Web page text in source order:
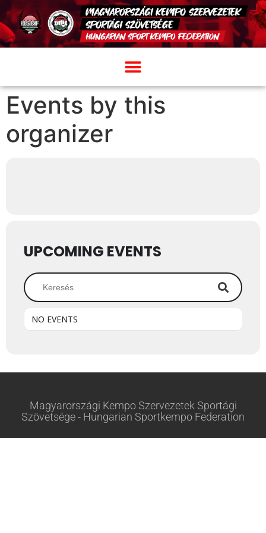
Events by this
organizer
UPCOMING EVENTS
NO EVENTS
Magyarországi Kempo Szervezetek Sportági
Szövetsége - Hungarian Sportkempo Federation